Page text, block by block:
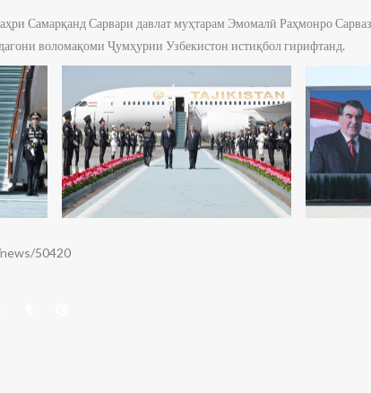
Самарқанд Сарвари давлат муҳтарам Эмомалӣ Раҳмонро
воломақоми Ҷумҳурии Узбекистон истиқбол гирифтанд.
50420